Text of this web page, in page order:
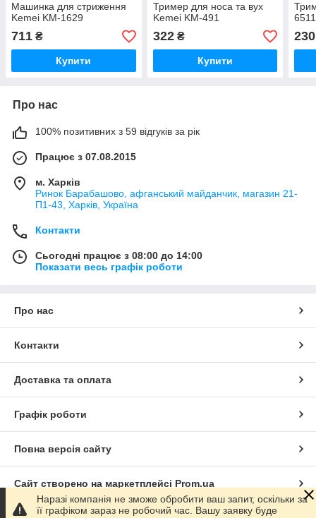
Машинка для стриження
Kemei KM-1629
711 ₴
Купити
Тример для носа та вух
Kemei KM-491
322₴
Купити
230
Про нас
100% позитивних з 59 відгуків за рік
Працює з 07.08.2015
м. Харків
Ринок Барабашово, афганський майданчик, магазин 21-
П1-43, Харків, Україна
Контакти
Сьогодні працює з 08:00 до 14:00
Показати весь графік роботи
Про нас
Контакти
Доставка та оплата
Графік роботи
Повна версія сайту
Сайт створено на маркетплейсі Prom.ua
Наразі компанія не зможе обробити ваш запит, оскільки за
її графіком зараз не робочий час. Вашу заявку буде